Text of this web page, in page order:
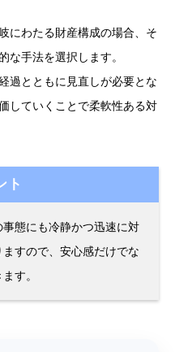
にわたる財産構成の場合、そ
な手法を選択します。
過とともに見直しが必要とな
していくことで柔軟性ある対
ト
態にも冷静かつ迅速に対
すので、安心感だけでな
す。